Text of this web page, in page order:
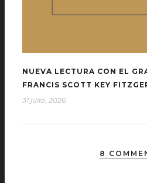
NUEVA LECTURA CON EL
FRANCIS SCOTT KEY
31 julio, 2026
8